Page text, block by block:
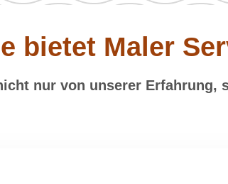
bietet Maler
nur von unserer Erfahrung,